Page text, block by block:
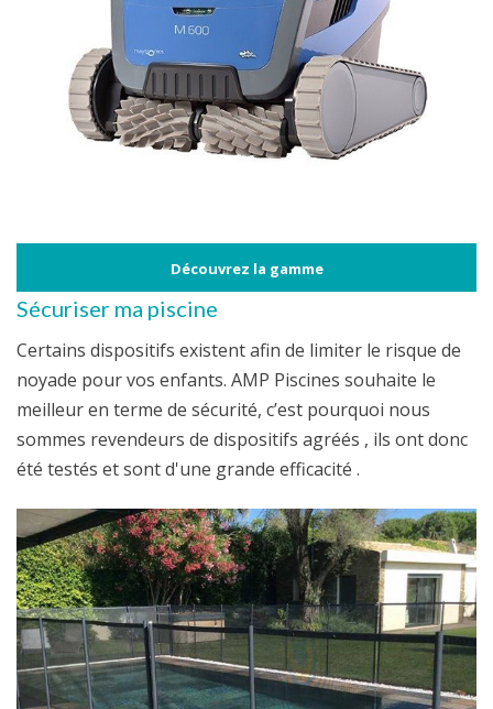
Découvrez la gamme
Sécuriser ma piscine
Certains dispositifs existent afin de limiter le risque de
noyade pour vos enfants. AMP Piscines souhaite le
meilleur en terme de sécurité, c’est pourquoi nous
sommes revendeurs de dispositifs agréés , ils ont donc
été testés et sont d'une grande efficacité .